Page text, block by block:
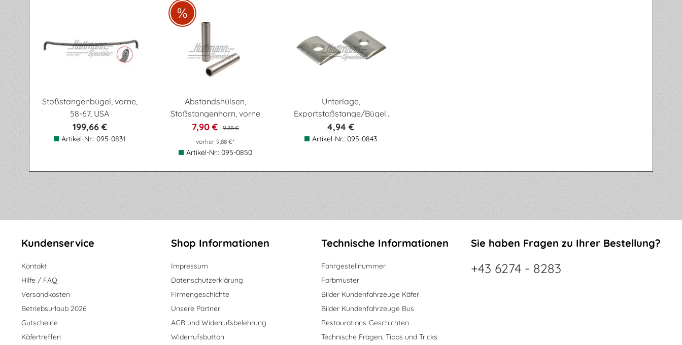
Stoßstangenbügel, vorne,
58-67, USA
199,66 €
Artikel-Nr.:095-0831
Abstandshülsen,
Stoßstangenhorn, vorne
7,90 €
9,88 €
vorher 9,88 €*
Artikel-Nr.: 095-0850
Unterlage,
Exportstoßstange/Bügel,
Paar
4,94 €
Artikel-Nr.:095-0843
Kundenservice
Kontakt
Hilfe / FAQ
Versandkosten
Betriebsurlaub 2026
Gutscheine
Käfertreffen
Shop Informationen
Impressum
Datenschutzerklärung
Firmengeschichte
Unsere Partner
AGB und Widerrufsbelehrung
Widerrufsbutton
Technische Informationen
Fahrgestellnummer
Farbmuster
Bilder Kundenfahrzeuge Käfer
Bilder Kundenfahrzeuge Bus
Restaurations-Geschichten
Technische Fragen, Tipps und Tricks
Sie haben Fragen zu Ihrer Bestellung?
+43 6274 - 8283